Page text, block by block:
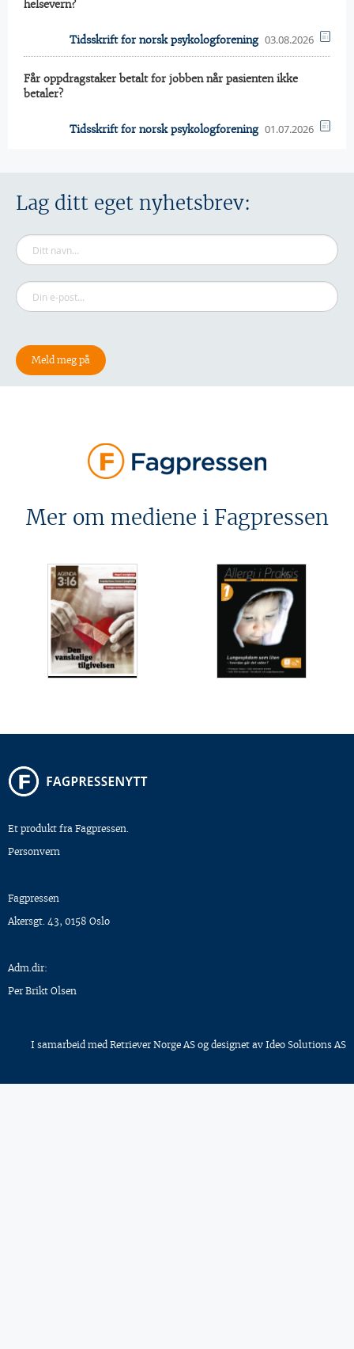
helsevern?
Tidsskrift for norsk psykologforening 03.08.2026
Får oppdragstaker betalt for jobben når pasienten ikke
betaler?
Tidsskrift for norsk psykologforening 01.07.2026
Lag ditt eget nyhetsbrev:
Mer om mediene i Fagpressen
Et produkt fra Fagpressen.
Personvern
Fagpressen
Akersgt. 43, 0158 Oslo
Adm.dir:
Per Brikt Olsen
I samarbeid med Retriever Norge AS og designet av Ideo Solutions AS